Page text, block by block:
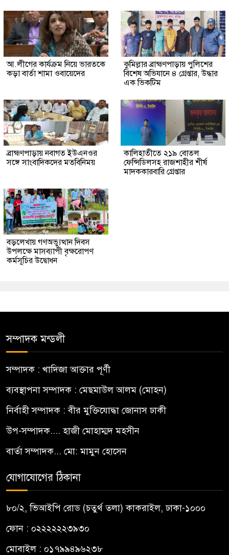
আ.লীগের কার্যক্রম নিয়ে ভারতকে
কড়া বার্তা শামা ওবায়েদের
কুমিল্লার ব্রাহ্মণপাড়ায় পুলিশের
বিশেষ অভিযানে ৪ গ্রেপ্তার, উদ্ধার
এক ভিকটিম
ব্রাহ্মণপাড়ায় নবাগত ইউএনওর
সঙ্গে সাংবাদিকদের মতবিনিময়
কালিহাতীতে ২১৯ বোতল
ফেন্সিডিলসহ রাজশাহীর শীর্ষ
মাদককারবারি গ্রেপ্তার
বড়লেখায় গণঅভ্যুত্থান দিবস
উপলক্ষে মাসব্যাপী বৃক্ষরোপণ
কর্মসূচির উদ্বোধন
সম্পাদক মন্ডলী
সম্পাদক : খাদিজা আক্তার পূর্ণী
ব্যবস্থাপনা সম্পাদক : মেছমাউল আলম (মোহন)
নির্বাহী সম্পাদক : বীর মুক্তিযোদ্ধা জোনাস ঢাকী
উপ-সম্পাদক.... হাজী মোহাম্মদ মহসীন
বার্তা সম্পাদক... মো: মামুন হোসেন
যোগাযোগের ঠিকানা
৮০/২, ভিআইপি রোড (চতুর্থ তলা) কাকরাইল, ঢাকা-১০০০
ফোন : ০২২২২২২৩৯৩০
মোবাইল : ০১৭৯৯৪৯৬২৩৮